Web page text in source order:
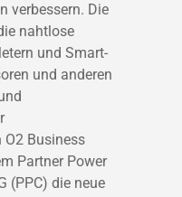
verbessern. Die
nahtlose
und Smart-
und anderen
O2 Business
Partner Power
(PPC) die neue